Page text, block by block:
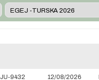
JU-9432
12/08/2026